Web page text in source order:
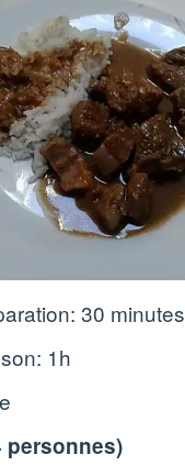
30 minutes
1h
personnes)